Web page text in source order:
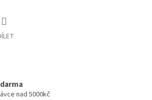
nad 5000kč